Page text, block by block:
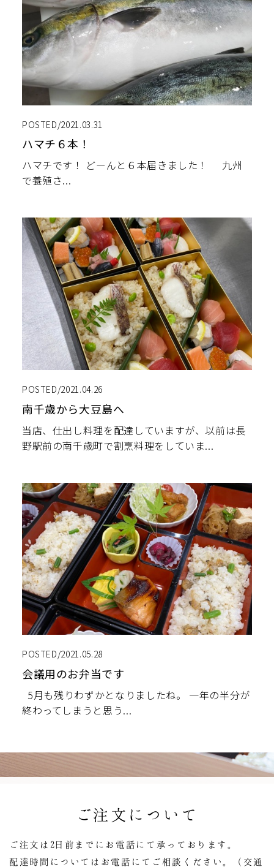
POSTED/2021.03.31
ハマチ６本！
ハマチです！ どーんと６本届きました！ 九州
で養殖さ...
POSTED/2021.04.26
南千歳から大豆島へ
当店、仕出し料理を配達していますが、以前は長
野駅前の南千歳町で割烹料理をしていま...
POSTED/2021.05.28
会議用のお弁当です
5月も残りわずかとなりましたね。 一年の半分が
終わってしまうと思う...
ご注文について
ご注文は2日前までにお電話にて承っております。
配達時間についてはお電話にてご相談ください。（交通